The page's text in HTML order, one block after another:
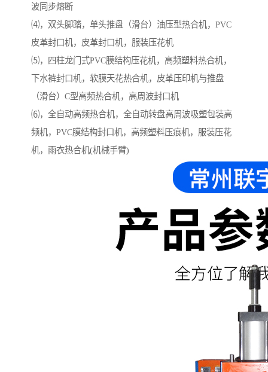
波同步熔断
⑷，双头脚踏，单头推盘（滑台）油压型热合机，PVC
皮革封口机，皮革封口机，服装压花机
⑸，四柱龙门式PVC膜结构压花机，高频塑料热合机，
下水裤封口机，软膜天花热合机，皮革压印机与推盘
（滑台）C型高频热合机，高周波封口机
⑹，全自动高频热合机，全自动转盘高周波吸塑包装高
频机，PVC膜结构封口机，高频塑料压痕机，服装压花
机，雨衣热合机(机械手臂)